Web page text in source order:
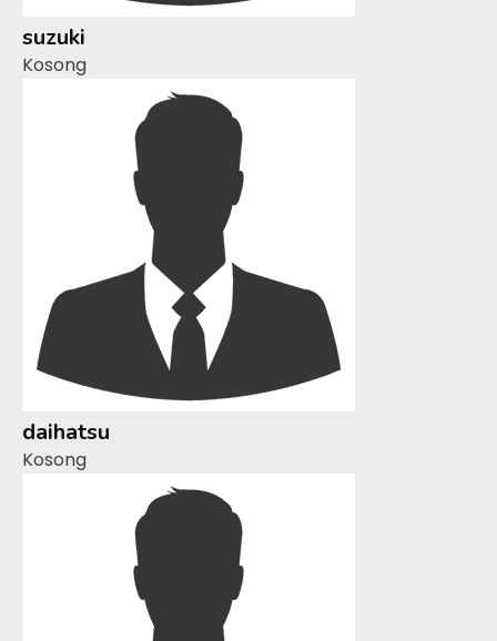
suzuki
Kosong
daihatsu
Kosong